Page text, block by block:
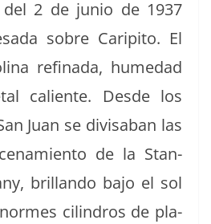
2 de junio de 1937
sobre Carip­i­to. El
refi­na­da, humedad
caliente. Des­de los
Juan se divis­a­ban las
de la Stan­
bril­lan­do bajo el sol
cilin­dros de pla­